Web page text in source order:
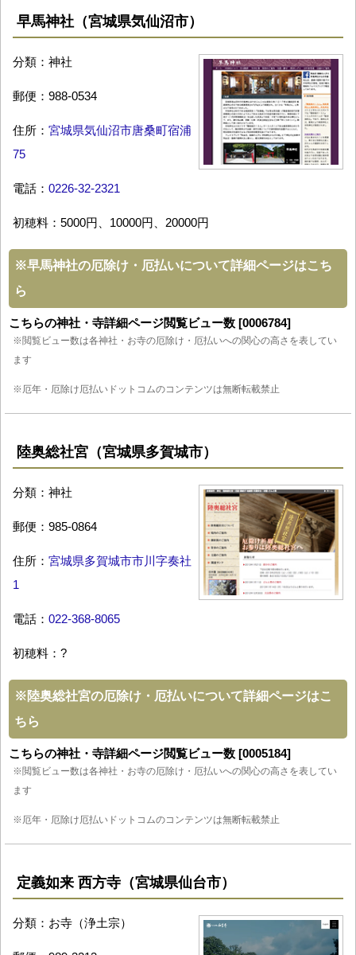
早馬神社（宮城県気仙沼市）
分類：神社
郵便：988-0534
住所： 宮城県気仙沼市唐桑町宿浦
75
電話： 0226-32-2321
初穂料：5000円、10000円、20000円
※早馬神社の厄除け・厄払いについて詳細ページはこち
ら
こちらの神社・寺詳細ページ閲覧ビュー数 [0006784]
※閲覧ビュー数は各神社・お寺の厄除け・厄払いへの関心の高さを表してい
ます
※厄年・厄除け厄払いドットコムのコンテンツは無断転載禁止
陸奥総社宮（宮城県多賀城市）
分類：神社
郵便：985-0864
住所： 宮城県多賀城市市川字奏社
1
電話： 022-368-8065
初穂料：?
※陸奥総社宮の厄除け・厄払いについて詳細ページはこ
ちら
こちらの神社・寺詳細ページ閲覧ビュー数 [0005184]
※閲覧ビュー数は各神社・お寺の厄除け・厄払いへの関心の高さを表してい
ます
※厄年・厄除け厄払いドットコムのコンテンツは無断転載禁止
定義如来 西方寺（宮城県仙台市）
分類：お寺（浄土宗）